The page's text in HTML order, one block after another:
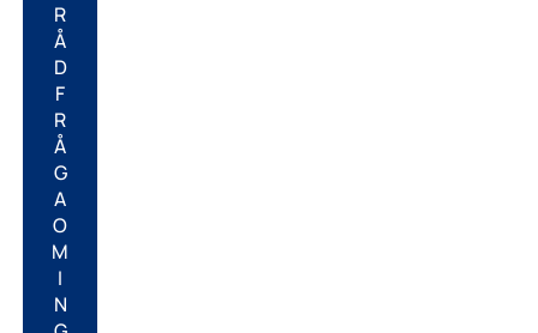
R
Å
D
F
R
Å
G
A
O
M
I
N